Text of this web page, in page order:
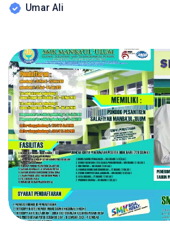
berjumlah 375 orang. yuk buruan
dari kuota 120Farmasi 25 […]
Umar Ali